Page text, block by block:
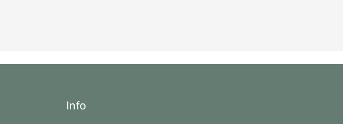
Info